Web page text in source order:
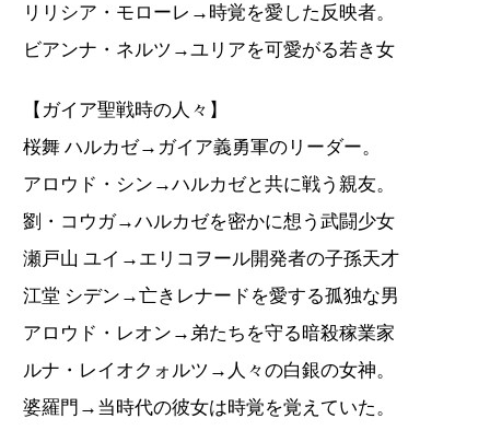
リリシア・モローレ→時覚を愛した反映者。
ビアンナ・ネルツ→ユリアを可愛がる若き女
【ガイア聖戦時の人々】
桜舞 ハルカゼ→ガイア義勇軍のリーダー。
アロウド・シン→ハルカゼと共に戦う親友。
劉・コウガ→ハルカゼを密かに想う武闘少女
瀬戸山 ユイ→エリコヲール開発者の子孫天才
江堂 シデン→亡きレナードを愛する孤独な男
アロウド・レオン→弟たちを守る暗殺稼業家
ルナ・レイオクォルツ→人々の白銀の女神。
婆羅門→当時代の彼女は時覚を覚えていた。